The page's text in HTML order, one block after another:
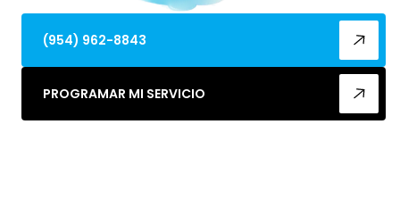
(954) 962-8843
PROGRAMAR MI SERVICIO